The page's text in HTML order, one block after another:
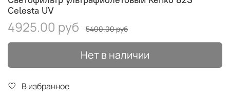
Celesta UV
4925.00 руб 5400.00 руб
Нет в наличии
В избранное